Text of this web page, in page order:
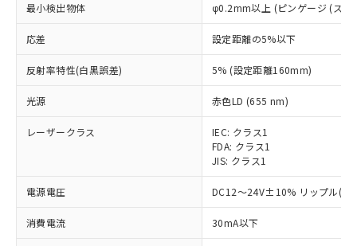
最小検出物体 φ0.2mm以上 (ピンゲージ (ス
応差 設定距離の5%以下
反射率特性(白黒誤差) 5% (設定距離160mm)
光源 赤色LD (655 nm)
レーザークラス
IEC: クラス1
FDA: クラス1
JIS: クラス1
電源電圧 DC12～24V±10% リップル(p-
消費電流 30mA以下